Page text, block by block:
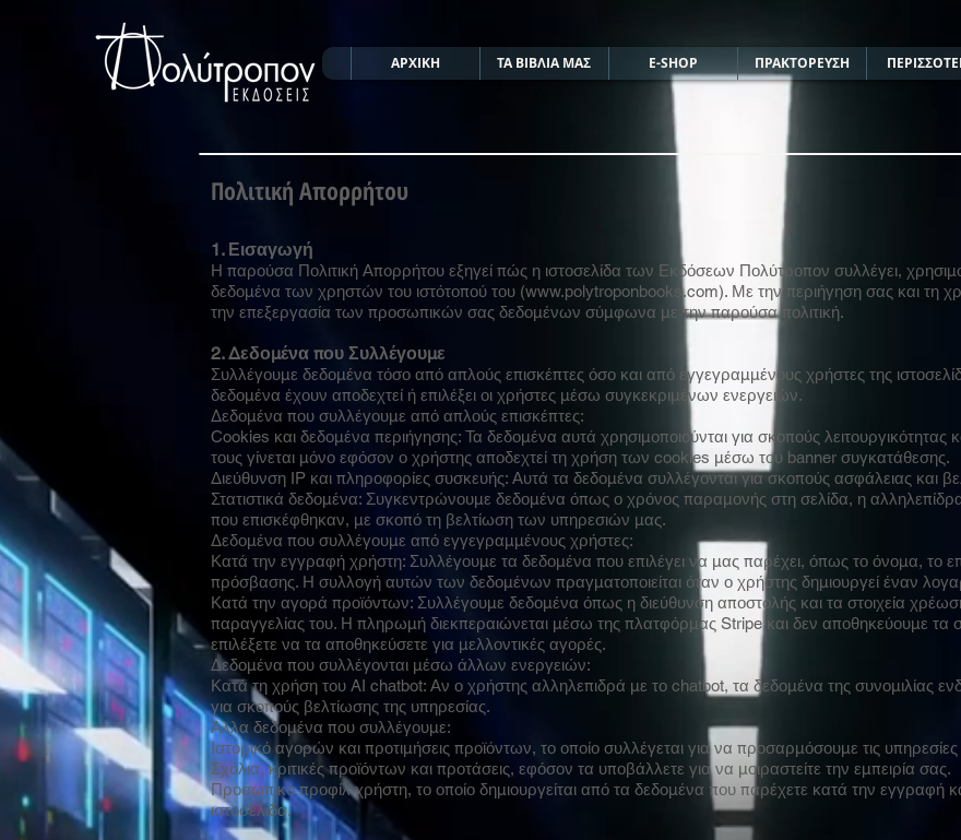
ΑΡΧΙΚΗ ΤΑ ΒΙΒΛΙΑ ΜΑΣ E-SHOP ΠΡΑΚΤΟΡΕΥΣΗ
Πολιτική Απορρήτου
1. Εισαγωγή
Η παρούσα Πολιτική Απορρήτου εξηγεί πώς η ιστοσελίδα των Εκδόσεων Πολύτροπον συλλέγει,
δεδομένα των χρηστών του ιστότοπού του (www.polytroponbooks.com). Με την περιήγηση σας και τη
την επεξεργασία των προσωπικών σας δεδομένων σύμφωνα με την παρούσα πολιτική.
2. Δεδομένα που Συλλέγουμε
Συλλέγουμε δεδομένα τόσο από απλούς επισκέπτες όσο και από εγγεγραμμένους χρήστες της
δεδομένα έχουν αποδεχτεί ή επιλέξει οι χρήστες μέσω συγκεκριμένων ενεργειών.
Δεδομένα που συλλέγουμε από απλούς επισκέπτες:
Cookies και δεδομένα περιήγησης: Τα δεδομένα αυτά χρησιμοποιούνται για σκοπούς
τους γίνεται μόνο εφόσον ο χρήστης αποδεχτεί τη χρήση των cookies μέσω του banner συγκατάθεσης.
Διεύθυνση IP και πληροφορίες συσκευής: Αυτά τα δεδομένα συλλέγονται για σκοπούς ασφάλειας και
Στατιστικά δεδομένα: Συγκεντρώνουμε δεδομένα όπως ο χρόνος παραμονής στη σελίδα, η
που επισκέφθηκαν, με σκοπό τη βελτίωση των υπηρεσιών μας.
Δεδομένα που συλλέγουμε από εγγεγραμμένους χρήστες:
Κατά την εγγραφή χρήστη: Συλλέγουμε τα δεδομένα που επιλέγει να μας παρέχει, όπως το όνομα, το
πρόσβασης. Η συλλογή αυτών των δεδομένων πραγματοποιείται όταν ο χρήστης δημιουργεί έναν
Κατά την αγορά προϊόντων: Συλλέγουμε δεδομένα όπως η διεύθυνση αποστολής και τα στοιχεία
παραγγελίας του. Η πληρωμή διεκπεραιώνεται μέσω της πλατφόρμας Stripe και δεν αποθηκεύουμε τα
επιλέξετε να τα αποθηκεύσετε για μελλοντικές αγορές.
Δεδομένα που συλλέγονται μέσω άλλων ενεργειών:
Κατά τη χρήση του AI chatbot: Αν ο χρήστης αλληλεπιδρά με το chatbot, τα δεδομένα της συνομιλίας
για σκοπούς βελτίωσης της υπηρεσίας.
Άλλα δεδομένα που συλλέγουμε:
Ιστορικό αγορών και προτιμήσεις προϊόντων, το οποίο συλλέγεται για να προσαρμόσουμε τις υπηρεσίες
Σχόλια, κριτικές προϊόντων και προτάσεις, εφόσον τα υποβάλλετε για να μοιραστείτε την εμπειρία σας.
Προσωπικό προφίλ χρήστη, το οποίο δημιουργείται από τα δεδομένα που παρέχετε κατά την εγγραφή
ιστοσελίδα.